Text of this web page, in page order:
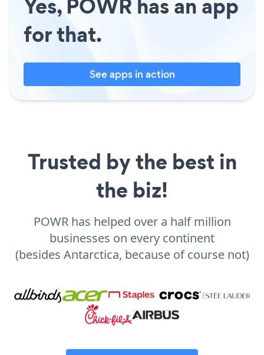
for that.
See apps in action
Trusted by the best in
the biz!
POWR has helped over a half million
businesses on every continent
(besides Antarctica, because of course not)